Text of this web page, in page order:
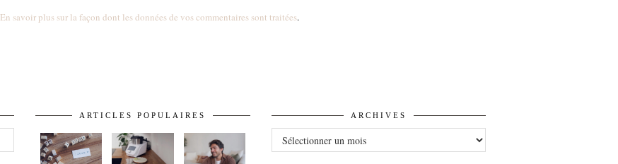
En savoir plus sur la façon dont les données de vos commentaires sont traitées.
ARTICLES POPULAIRES ARCHIVES